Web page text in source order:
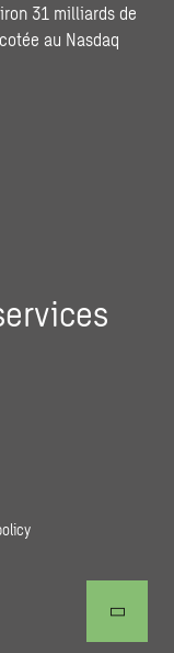
31 milliards de
au Nasdaq